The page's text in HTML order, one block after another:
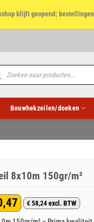
blijft geopend;
Bouwhekzeilen/doeken
8x10m 150gr/m²
€58,24excl. BTW